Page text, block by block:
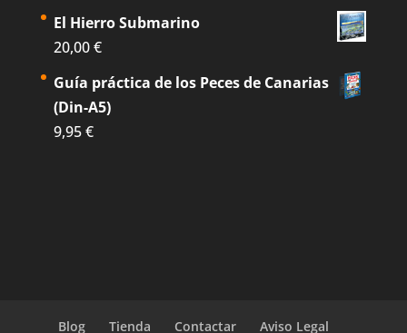
El Hierro Submarino
20,00€
Guía práctica de los Peces de Canarias
(Din-A5)
9,95€
Blog Tienda Contactar Aviso Legal